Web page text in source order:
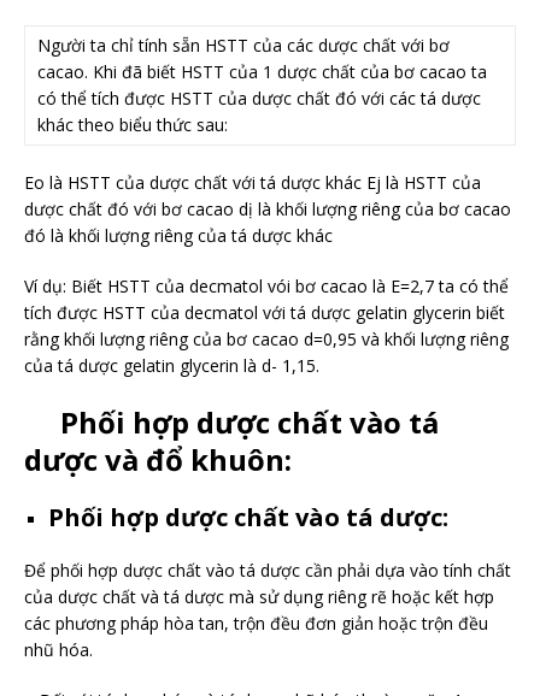
Người ta chỉ tính sẵn HSTT của các dược chất với bơ
cacao. Khi đã biết HSTT của 1 dược chất của bơ cacao ta
có thể tích được HSTT của dược chất đó với các tá dược
khác theo biểu thức sau:
Eo là HSTT của dược chất với tá dược khác Ej là HSTT của
dược chất đó với bơ cacao dị là khối lượng riêng của bơ cacao
đó là khối lượng riêng của tá dược khác
Ví dụ: Biết HSTT của decmatol vói bơ cacao là E=2,7 ta có thể
tích được HSTT của decmatol với tá dược gelatin glycerin biết
rằng khối lượng riêng của bơ cacao d=0,95 và khối lượng riêng
của tá dược gelatin glycerin là d- 1,15.
Phối hợp dược chất vào tá
dược và đổ khuôn:
Phối hợp dược chất vào tá dược:
Để phối hợp dược chất vào tá dược cần phải dựa vào tính chất
của dược chất và tá dược mà sử dụng riêng rẽ hoặc kết hợp
các phương pháp hòa tan, trộn đều đơn giản hoặc trộn đều
nhũ hóa.